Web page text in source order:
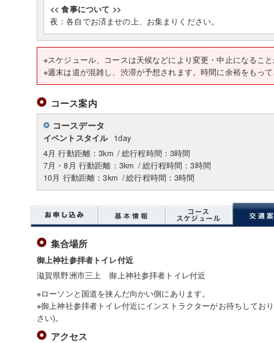
<< 食事について >>
夜：各自でお済ませの上、お集まりください。
※スケジュール、コースは天候などにより変更・中止になるこ
※週末は道が混雑し、渋滞が予想されます。時間に余裕をもっ
コース案内
コースデータ
イベントスタイル 1day
4月 行動距離：3km /総行程時間：3時間
7月・8月 行動距離：3km /総行程時間：3時間
10月 行動距離：3km /総行程時間：3時間
集合場所
御上神社参拝者トイレ付近
滋賀県野洲市三上 御上神社参拝者トイレ付近
※ローソンと国道を挟んだ向かい側にあります。
※御上神社参拝者トイレ付近にインストラクターがお待ちしてお
さい)。
アクセス